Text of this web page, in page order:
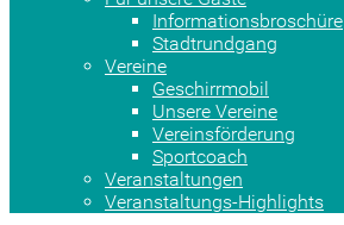
Informationsbroschüre
Stadtrundgang
Vereine
Geschirrmobil
Unsere Vereine
Vereinsförderung
Sportcoach
Veranstaltungen
Veranstaltungs-Highlights